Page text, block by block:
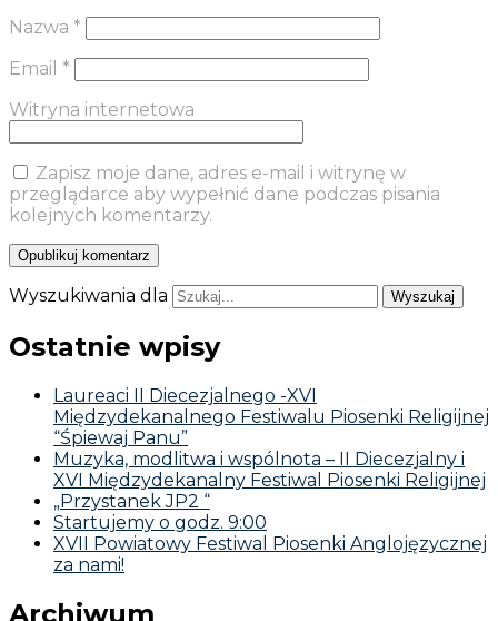
Nazwa *
Email *
Witryna internetowa
Zapisz moje dane, adres e-mail i witrynę w
przeglądarce aby wypełnić dane podczas pisania
kolejnych komentarzy.
Wyszukiwania dla
Ostatnie wpisy
Laureaci II Diecezjalnego -XVI
Międzydekanalnego Festiwalu Piosenki Religijnej
“Śpiewaj Panu”
Muzyka, modlitwa i wspólnota – II Diecezjalny i
XVI Międzydekanalny Festiwal Piosenki Religijnej
„Przystanek JP2 “
Startujemy o godz. 9:00
XVII Powiatowy Festiwal Piosenki Anglojęzycznej
za nami!
Archiwum